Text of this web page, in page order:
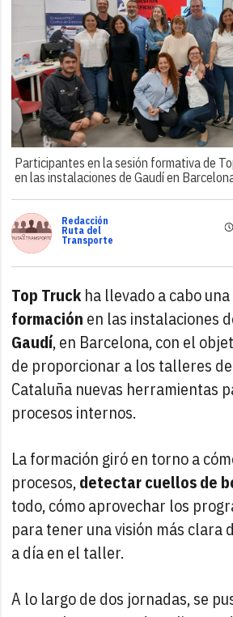
Participantes en la sesión formativa de
en las instalaciones de Gaudí en
Redacción
Ruta del
Transporte
Top Truckha llevado a cabo una
formación en las instalaciones
Gaudí, en Barcelona, con el
de proporcionar a los talleres
Cataluña nuevas herramientas
procesos internos.
La formación giró en torno a
procesos,detectar cuellos de
todo, cómo aprovechar los
para tener una visión más clara
a día en el taller.
A lo largo de dos jornadas, se